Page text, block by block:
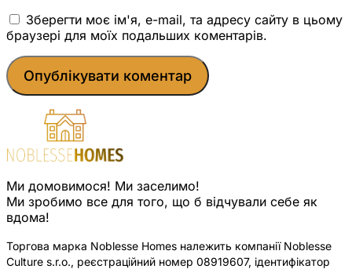
Зберегти моє ім'я, e-mail, та адресу сайту в цьому
браузері для моїх подальших коментарів.
Ми домовимося! Ми заселимо!
Ми зробимо все для того, що б відчували себе як
вдома!
Торгова марка Noblesse Homes належить компанії Noblesse
Culture s.r.o., реєстраційний номер 08919607, ідентифікатор